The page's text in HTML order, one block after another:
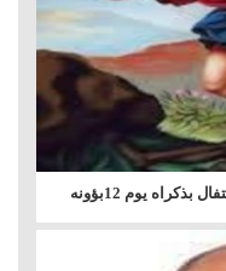
يوم 12بؤونه